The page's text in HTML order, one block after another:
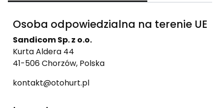
Osoba odpowiedzialna na terenie UE
Sandicom Sp. z o.o.
Kurta Aldera 44
41-506 Chorzów, Polska
kontakt@otohurt.pl